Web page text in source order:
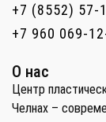
+7 (8552) 57-
+7 960 069-
О нас
Центр
Челнах –